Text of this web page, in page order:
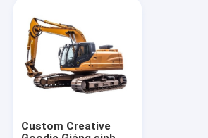
Custom Creative